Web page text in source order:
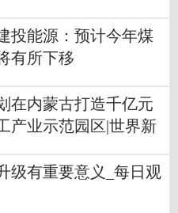
投能源：预计今年煤
有所下移
在内蒙古打造千亿元
产业示范园区|世界新
级有重要意义_每日观